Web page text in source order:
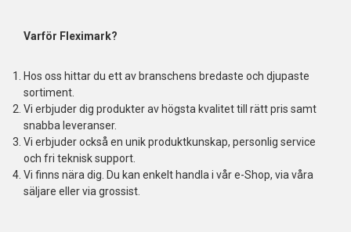
Varför Fleximark?
Hos oss hittar du ett av branschens bredaste och djupaste
sortiment.
Vi erbjuder dig produkter av högsta kvalitet till rätt pris samt
snabba leveranser.
Vi erbjuder också en unik produktkunskap, personlig service
och fri teknisk support.
Vi finns nära dig. Du kan enkelt handla i vår e-Shop, via våra
säljare eller via grossist.